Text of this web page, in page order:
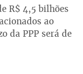
R$ 4,5 bilhões
ao
da PPP será de